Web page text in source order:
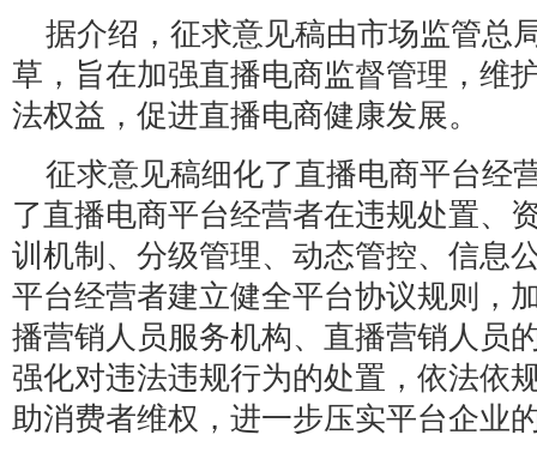
据介绍，征求意见稿由市场监管总
草，旨在加强直播电商监督管理，维
法权益，促进直播电商健康发展。
征求意见稿细化了直播电商平台经
了直播电商平台经营者在违规处置、
训机制、分级管理、动态管控、信息
平台经营者建立健全平台协议规则，
播营销人员服务机构、直播营销人员
强化对违法违规行为的处置，依法依
助消费者维权，进一步压实平台企业